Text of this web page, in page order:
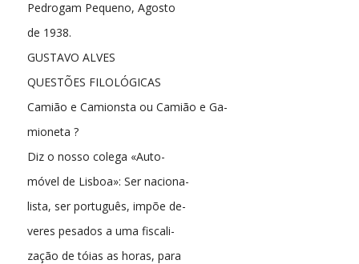
Pedrogam Pequeno, Agosto
de 1938.
GUSTAVO ALVES
QUESTÕES FILOLÓGICAS
Camião e Camionsta ou Camião e Ga-
mioneta ?
Diz o nosso colega «Auto-
móvel de Lisboa»: Ser naciona-
lista, ser português, impõe de-
veres pesados a uma fiscali-
zação de tóias as horas, para